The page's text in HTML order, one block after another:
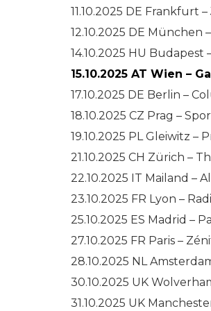
11.10.2025 DE Frankfurt
12.10.2025 DE München
14.10.2025 HU Budapest
15.10.2025 AT Wien –
17.10.2025 DE Berlin –
18.10.2025 CZ Prag –
19.10.2025 PL Gleiwitz –
21.10.2025 CH Zürich –
22.10.2025 IT Mailand –
23.10.2025 FR Lyon –
25.10.2025 ES Madrid –
27.10.2025 FR Paris –
28.10.2025 NL
30.10.2025 UK
31.10.2025 UK